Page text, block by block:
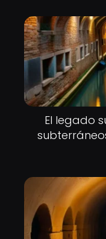
El legado